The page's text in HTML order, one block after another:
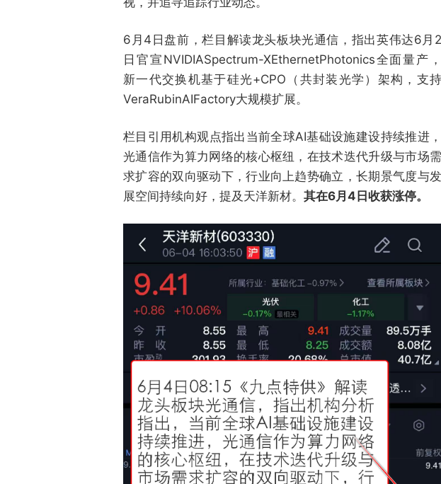
6月4日盘前，栏目解读龙头板块光通信，指出英伟达6月2
日官宣NVIDIASpectrum-XEthernetPhotonics全面量产，
新一代交换机基于硅光+CPO（共封装光学）架构，支持
VeraRubinAIFactory大规模扩展。
栏目引用机构观点指出当前全球AI基础设施建设持续推进，
光通信作为算力网络的核心枢纽，在技术迭代升级与市场需
求扩容的双向驱动下，行业向上趋势确立，长期景气度与发
展空间持续向好，提及天洋新材。 其在6月4日收获涨停。